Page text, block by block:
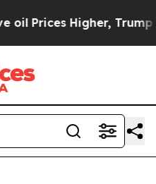
Trump Gave